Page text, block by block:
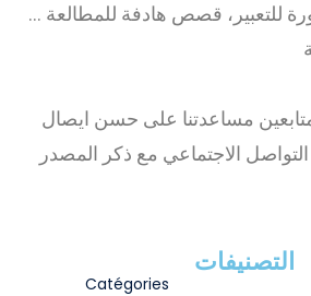
للتعبير، قصص هادفة للمطالعة …
مساعدتنا على حسن ايصال
الاجتماعي مع ذكر المصدر
التصنيفات
Catégories